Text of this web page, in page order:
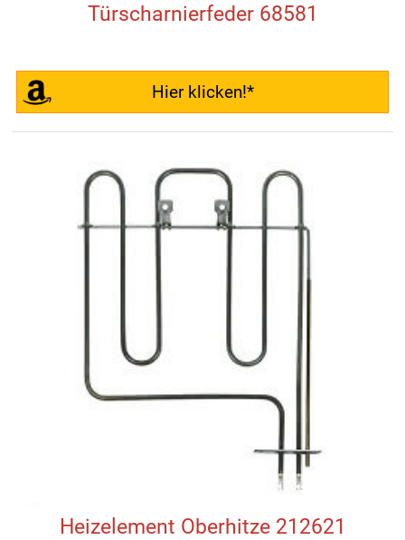
Türscharnierfeder 68581
Hier klicken!*
Heizelement Oberhitze 212621